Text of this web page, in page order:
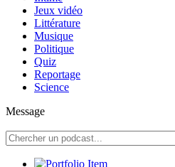
Jeux vidéo
Littérature
Musique
Politique
Quiz
Reportage
Science
Message